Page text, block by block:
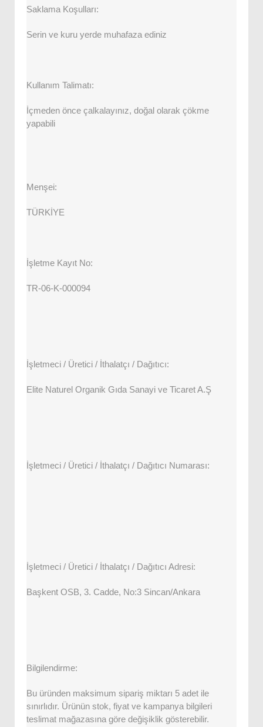
Saklama Koşulları:
Serin ve kuru yerde muhafaza ediniz
Kullanım Talimatı:
İçmeden önce çalkalayınız, doğal olarak çökme
yapabili
Menşei:
TÜRKİYE
İşletme Kayıt No:
TR-06-K-000094
İşletmeci / Üretici / İthalatçı / Dağıtıcı:
Elite Naturel Organik Gıda Sanayi ve Ticaret A.Ş
İşletmeci / Üretici / İthalatçı / Dağıtıcı Numarası:
İşletmeci / Üretici / İthalatçı / Dağıtıcı Adresi:
Başkent OSB, 3. Cadde, No:3 Sincan/Ankara
Bilgilendirme:
Bu üründen maksimum sipariş miktarı 5 adet ile
sınırlıdır. Ürünün stok, fiyat ve kampanya bilgileri
teslimat mağazasına göre değişiklik gösterebilir.